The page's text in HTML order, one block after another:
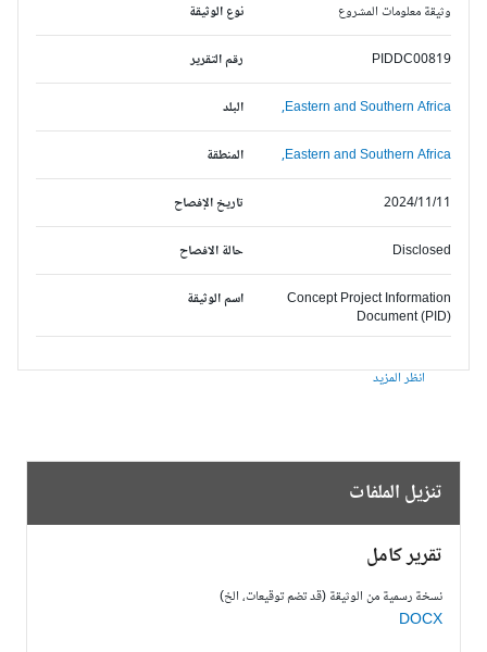
نوع الوثيقة وثيقة معلومات المشروع
رقم التقرير PIDDC00819
البلد Eastern and Southern Africa,
المنطقة Eastern and Southern Africa,
تاريخ الإفصاح 2024/11/11
حالة الافصاح Disclosed
اسم الوثيقة
Concept Project Information
Document (PID)
انظر المزيد
تنزيل الملفات
تقرير كامل
نسخة رسمية من الوثيقة (قد تضم توقيعات، الخ)
DOCX